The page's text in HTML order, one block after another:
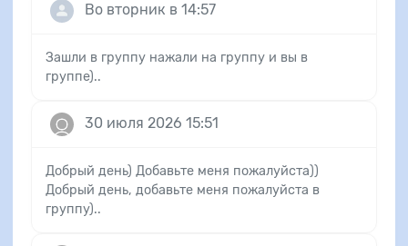
Во вторник в 14:57
Зашли в группу нажали на группу и вы в
группе)..
30 июля 2026 15:51
Добрый день) Добавьте меня пожалуйста))
Добрый день, добавьте меня пожалуйста в
группу)..